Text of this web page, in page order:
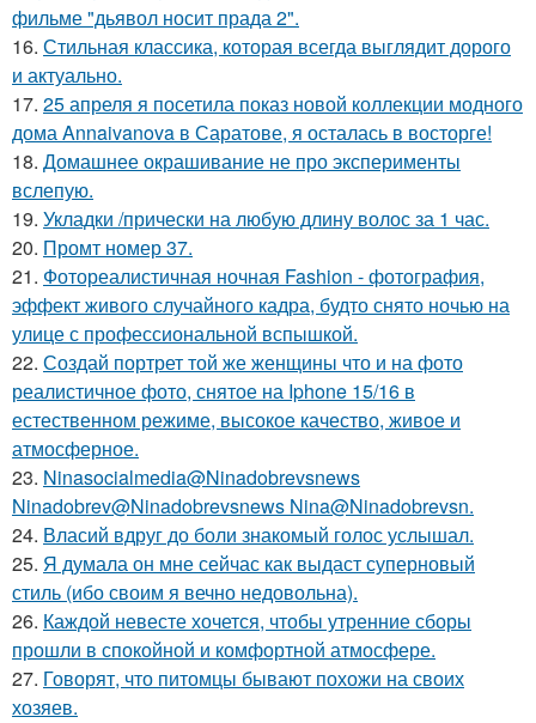
фильме "дьявол носит прада 2".
16. Стильная классика, которая всегда выглядит дорого
и актуально.
17. 25 апреля я посетила показ новой коллекции модного
дома Annaivanova в Саратове, я осталась в восторге!
18. Домашнее окрашивание не про эксперименты
вслепую.
19. Укладки /прически на любую длину волос за 1 час.
20. Промт номер 37.
21. Фотореалистичная ночная Fashion - фотография,
эффект живого случайного кадра, будто снято ночью на
улице с профессиональной вспышкой.
22. Создай портрет той же женщины что и на фото
реалистичное фото, снятое на Iphone 15/16 в
естественном режиме, высокое качество, живое и
атмосферное.
23. Ninasocialmedia@Ninadobrevsnews
Ninadobrev@Ninadobrevsnews Nina@Ninadobrevsn.
24. Власий вдруг до боли знакомый голос услышал.
25. Я думала он мне сейчас как выдаст суперновый
стиль (ибо своим я вечно недовольна).
26. Каждой невесте хочется, чтобы утренние сборы
прошли в спокойной и комфортной атмосфере.
27. Говорят, что питомцы бывают похожи на своих
хозяев.